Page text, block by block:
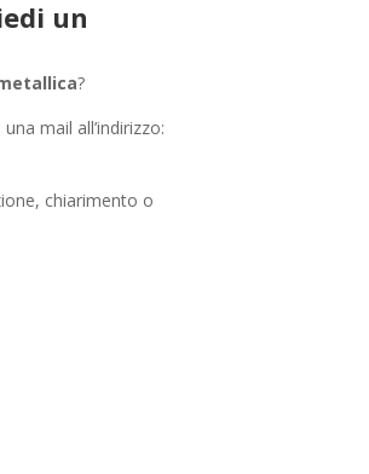
un
?
mail all’indirizzo:
chiarimento o